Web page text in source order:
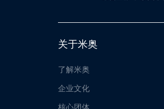
关于米奥
了解米奥
企业文化
核心团体